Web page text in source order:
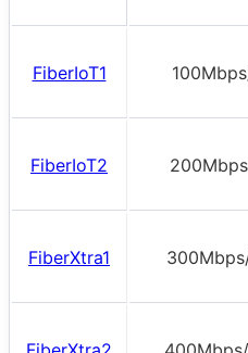
FiberIoT1
FiberIoT2
FiberXtra1